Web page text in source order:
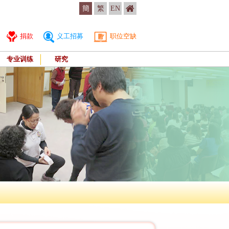
簡 繁 EN
捐款 义工招募 职位空缺
专业训练 研究